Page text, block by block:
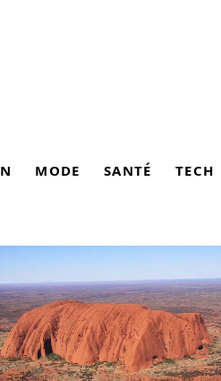
MODE SANTÉ TECH